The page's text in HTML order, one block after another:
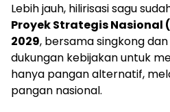
Lebih jauh, hilirisasi sagu
Proyek Strategis Nasional
2029, bersama singkong
dukungan kebijakan untuk
hanya pangan alternatif,
pangan nasional.